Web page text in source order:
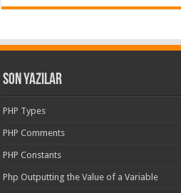
Son Yazılar
PHP Types
PHP Comments
PHP Constants
Php Outputting the Value of a Variable